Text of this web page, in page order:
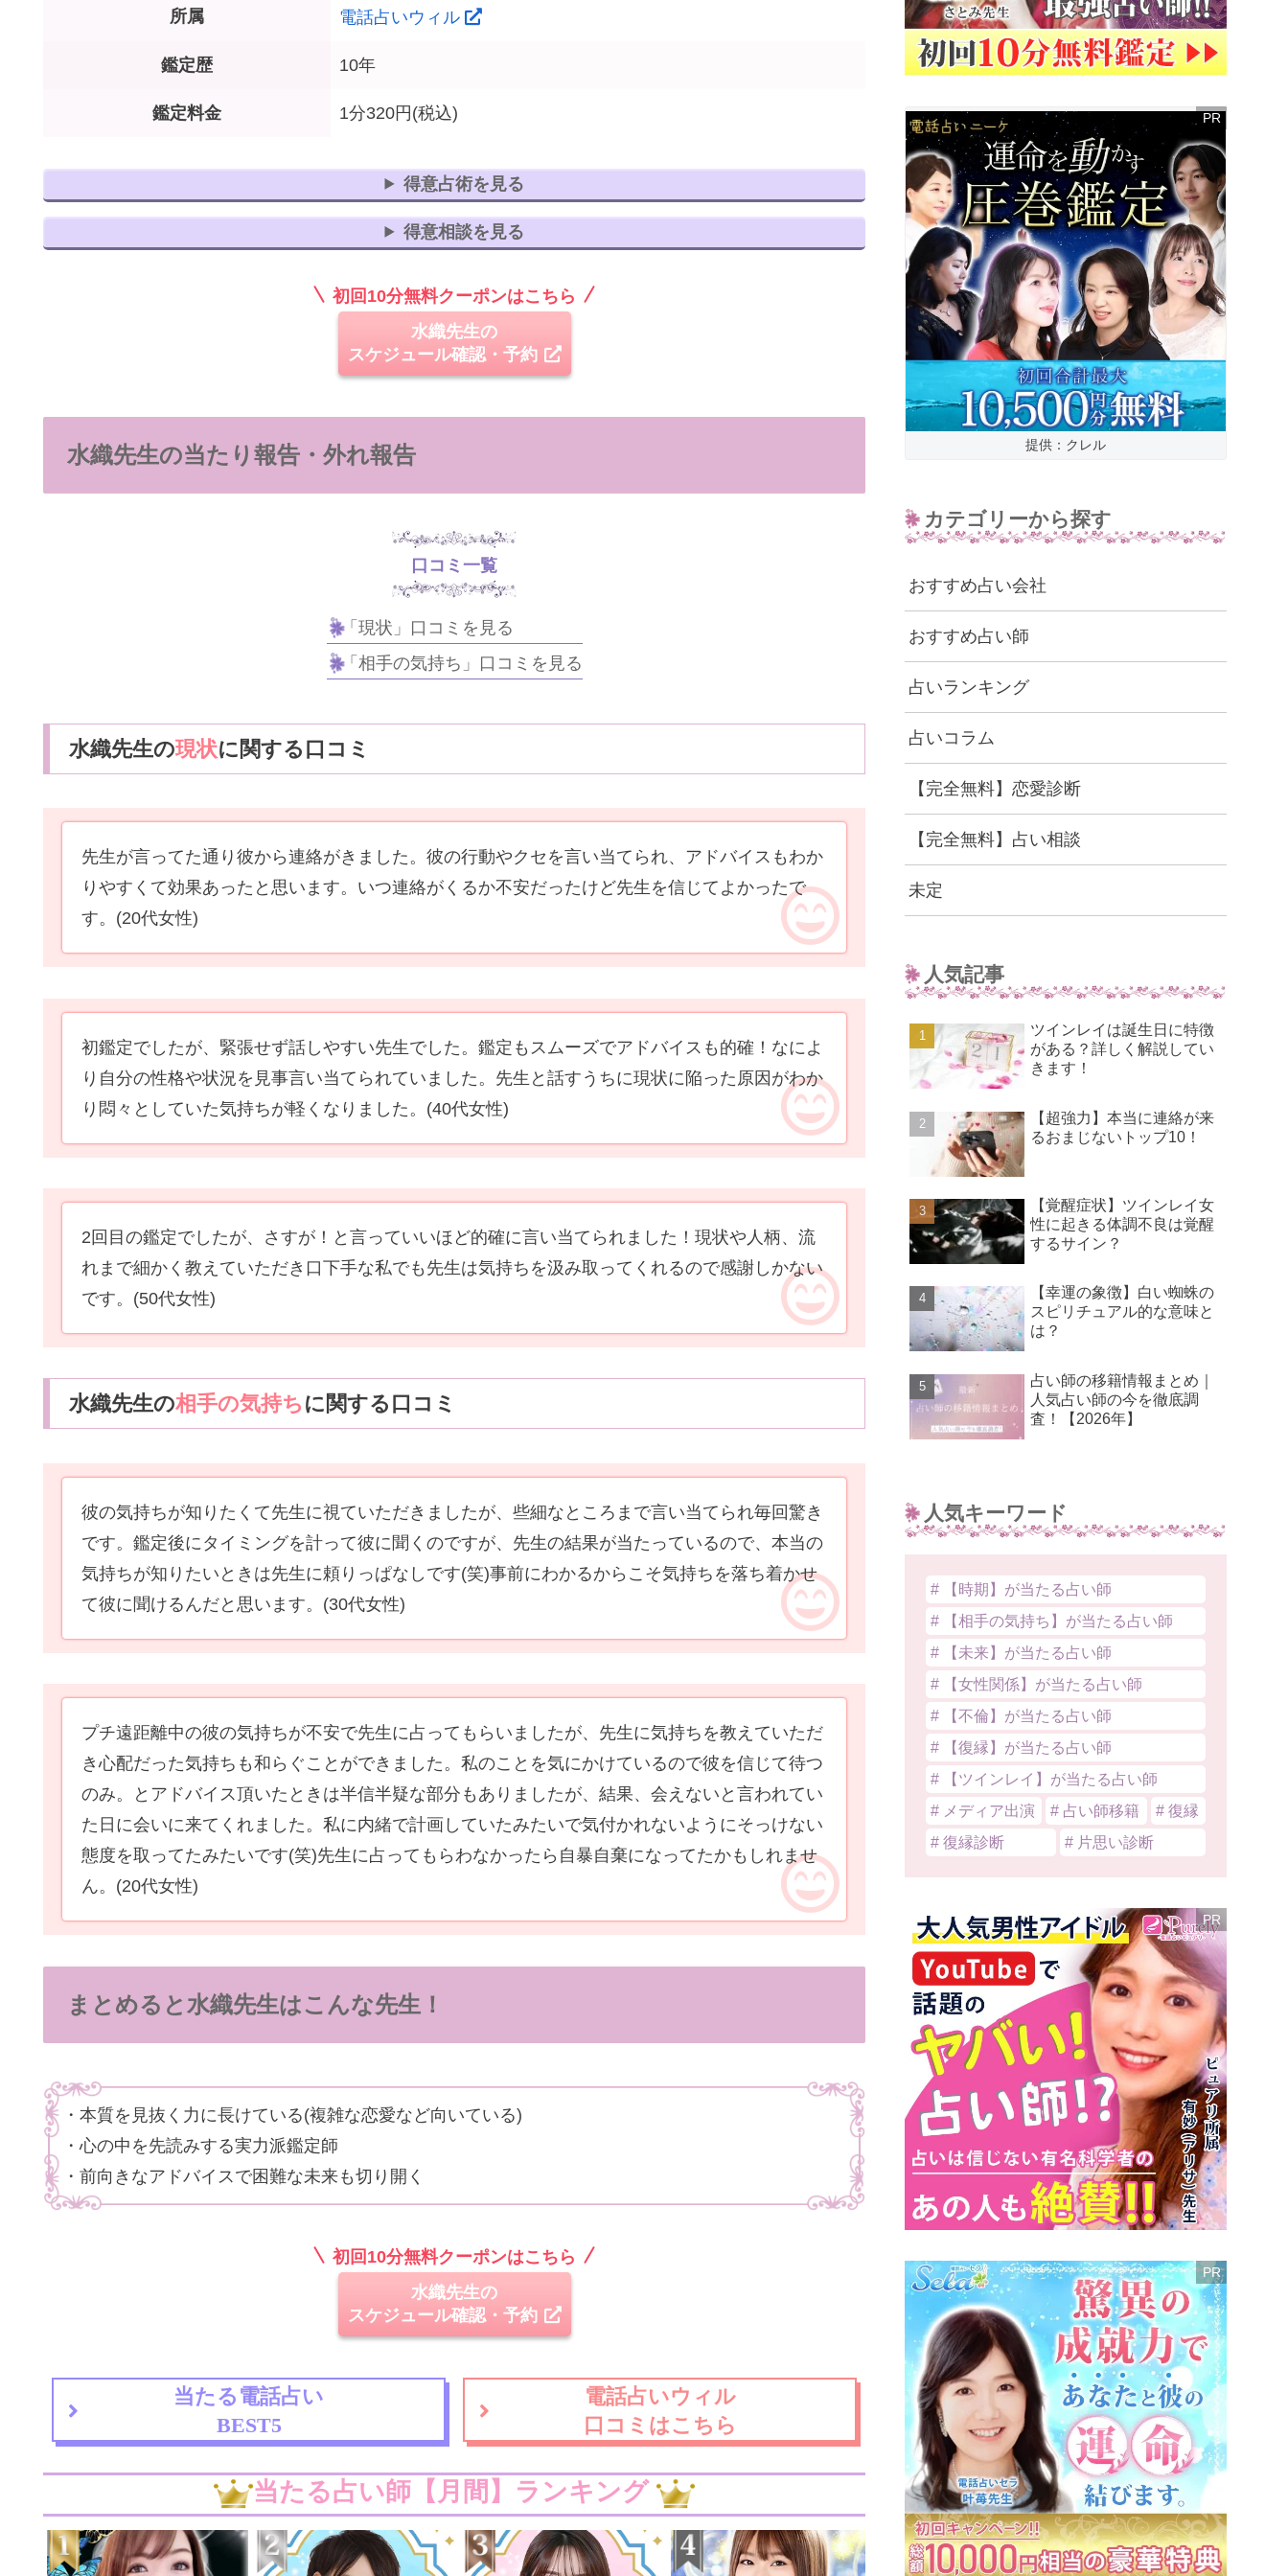
所属 電話占いウィル
鑑定歴 10年
鑑定料金 1分320円(税込)
得意占術を見る
得意相談を見る
初回10分無料クーポンはこちら
水織先生の
スケジュール確認・予約
水織先生の当たり報告・外れ報告
口コミ一覧
「現状」口コミを見る
「相手の気持ち」口コミを見る
水織先生の現状に関する口コミ
先生が言ってた通り彼から連絡がきました。彼の行動やクセを言い当てられ、アドバイスもわか
りやすくて効果あったと思います。いつ連絡がくるか不安だったけど先生を信じてよかったで
す。 (20代女性)
初鑑定でしたが、緊張せず話しやすい先生でした。鑑定もスムーズでアドバイスも的確！なによ
り自分の性格や状況を見事言い当てられていました。先生と話すうちに現状に陥った原因がわか
り悶々としていた気持ちが軽くなりました。 (40代女性)
2回目の鑑定でしたが、さすが！と言っていいほど的確に言い当てられました！現状や人柄、流
れまで細かく教えていただき口下手な私でも先生は気持ちを汲み取ってくれるので感謝しかない
です。 (50代女性)
水織先生の相手の気持ち に関する口コミ
彼の気持ちが知りたくて先生に視ていただきましたが、些細なところまで言い当てられ毎回驚き
です。鑑定後にタイミングを計って彼に聞くのですが、先生の結果が当たっているので、本当の
気持ちが知りたいときは先生に頼りっぱなしです(笑)事前にわかるからこそ気持ちを落ち着かせ
て彼に聞けるんだと思います。 (30代女性)
プチ遠距離中の彼の気持ちが不安で先生に占ってもらいましたが、先生に気持ちを教えていただ
き心配だった気持ちも和らぐことができました。私のことを気にかけているので彼を信じて待つ
のみ。とアドバイス頂いたときは半信半疑な部分もありましたが、結果、会えないと言われてい
た日に会いに来てくれました。私に内緒で計画していたみたいで気付かれないようにそっけない
態度を取ってたみたいです(笑)先生に占ってもらわなかったら自暴自棄になってたかもしれませ
ん。 (20代女性)
まとめると水織先生はこんな先生！
・本質を見抜く力に長けている(複雑な恋愛など向いている)
・心の中を先読みする実力派鑑定師
・前向きなアドバイスで困難な未来も切り開く
初回10分無料クーポンはこちら
水織先生の
スケジュール確認・予約
当たる電話占い
BEST5
電話占いウィル
口コミはこちら
当たる占い師【月間】ランキング
提供：クレル
カテゴリーから探す
おすすめ占い会社
おすすめ占い師
占いランキング
占いコラム
【完全無料】恋愛診断
【完全無料】占い相談
未定
人気記事
ツインレイは誕生日に特徴
がある？詳しく解説してい
きます！
【超強力】本当に連絡が来
るおまじないトップ10！
【覚醒症状】ツインレイ女
性に起きる体調不良は覚醒
するサイン？
【幸運の象徴】白い蜘蛛の
スピリチュアル的な意味と
は？
占い師の移籍情報まとめ｜
人気占い師の今を徹底調
査！【2026年】
人気キーワード
# 【時期】が当たる占い師
# 【相手の気持ち】が当たる占い師
# 【未来】が当たる占い師
# 【女性関係】が当たる占い師
# 【不倫】が当たる占い師
# 【復縁】が当たる占い師
# 【ツインレイ】が当たる占い師
# メディア出演
# 占い師移籍
# 復縁
# 復縁診断
# 片思い診断